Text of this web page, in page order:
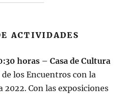
ACTIVIDADES
horas – Casa de Cultura
de los Encuentros con la
2022. Con las exposiciones